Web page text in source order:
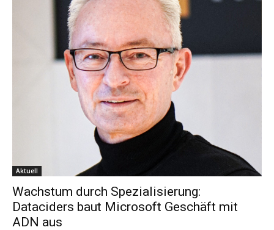
Aktuell
Wachstum durch Spezialisierung:
Dataciders baut Microsoft Geschäft mit
ADN aus